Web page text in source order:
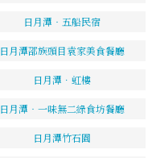
日月潭‧五船民宿
日月潭邵族頭目袁家美食餐廳
日月潭．虹樓
日月潭‧一味無二綠食坊餐廳
日月潭竹石園